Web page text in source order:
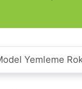
Yemleme